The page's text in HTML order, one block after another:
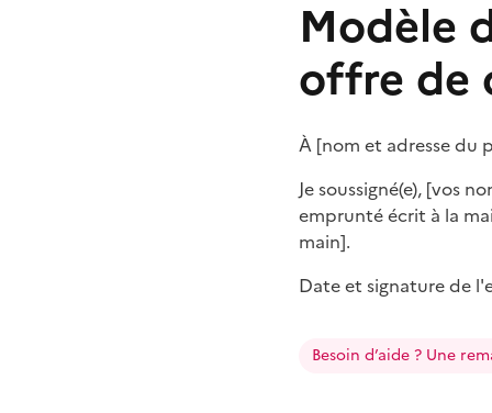
Modèle
offre de
À [nom et adresse du
Je soussigné(e), [vos
emprunté écrit à la
main].
Date et signature de
Besoin d’aide ? Une